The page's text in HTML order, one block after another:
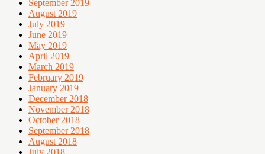
September 2019
August 2019
July 2019
June 2019
May 2019
April 2019
March 2019
February 2019
January 2019
December 2018
November 2018
October 2018
September 2018
August 2018
July 2018